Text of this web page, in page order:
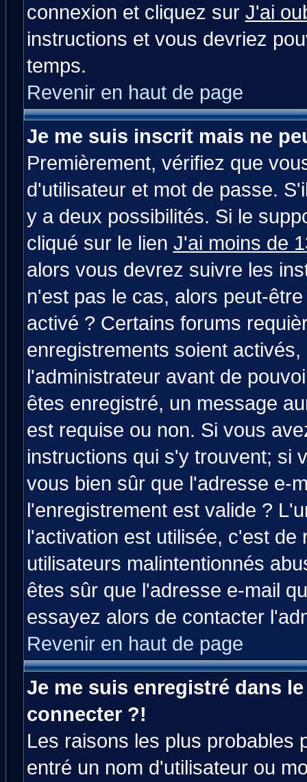
connexion et cliquez sur J'ai
instructions et vous devriez
temps.
Revenir en haut de page
Je me suis inscrit mais ne
Premièrement, vérifiez que
d'utilisateur et mot de passe.
y a deux possibilités. Si le
cliqué sur le lien J'ai moins de
alors vous devrez suivre les
n'est pas le cas, alors peut-
activé ? Certains forums
enregistrements soient
l'administrateur avant de
êtes enregistré, un message
est requise ou non. Si vous
instructions qui s'y trouvent; si
vous bien sûr que l'adresse e-
l'enregistrement est valide ?
l'activation est utilisée, c'est
utilisateurs malintentionnés
êtes sûr que l'adresse e-mail
essayez alors de contacter
Revenir en haut de page
Je me suis enregistré dans
connecter ?!
Les raisons les plus probables
entré un nom d'utilisateur ou